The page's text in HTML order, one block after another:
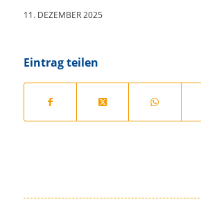
11. DEZEMBER 2025
Eintrag teilen